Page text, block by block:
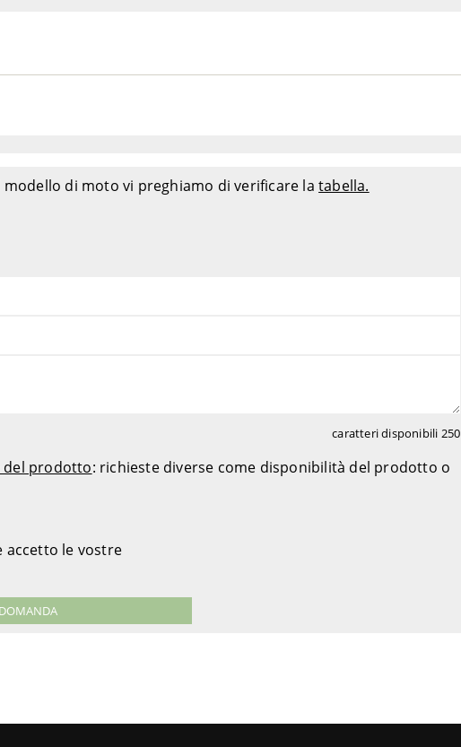
modello di moto vi preghiamo di verificare latabella.
caratteri disponibili 250
prodotto: richieste diverse come disponibilità del prodotto o
accetto le vostre